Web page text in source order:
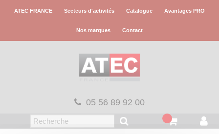
ATEC FRANCE Secteurs d'activités Catalogue Avantages PRO
Nos marques Contact
05 56 89 92 00